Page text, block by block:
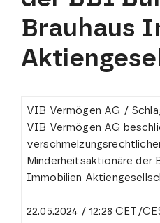
Brauhaus
VIB Vermögen AG /
VIB Vermögen AG
Minderheitsaktionäre der
Immobilien
22.05.2024 / 12:28 CET/